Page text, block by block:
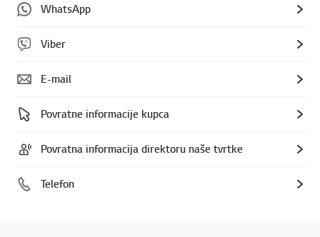
WhatsApp
Viber
E-mail
Povratne informacije kupca
Povratna informacija direktoru naše tvrtke
Telefon